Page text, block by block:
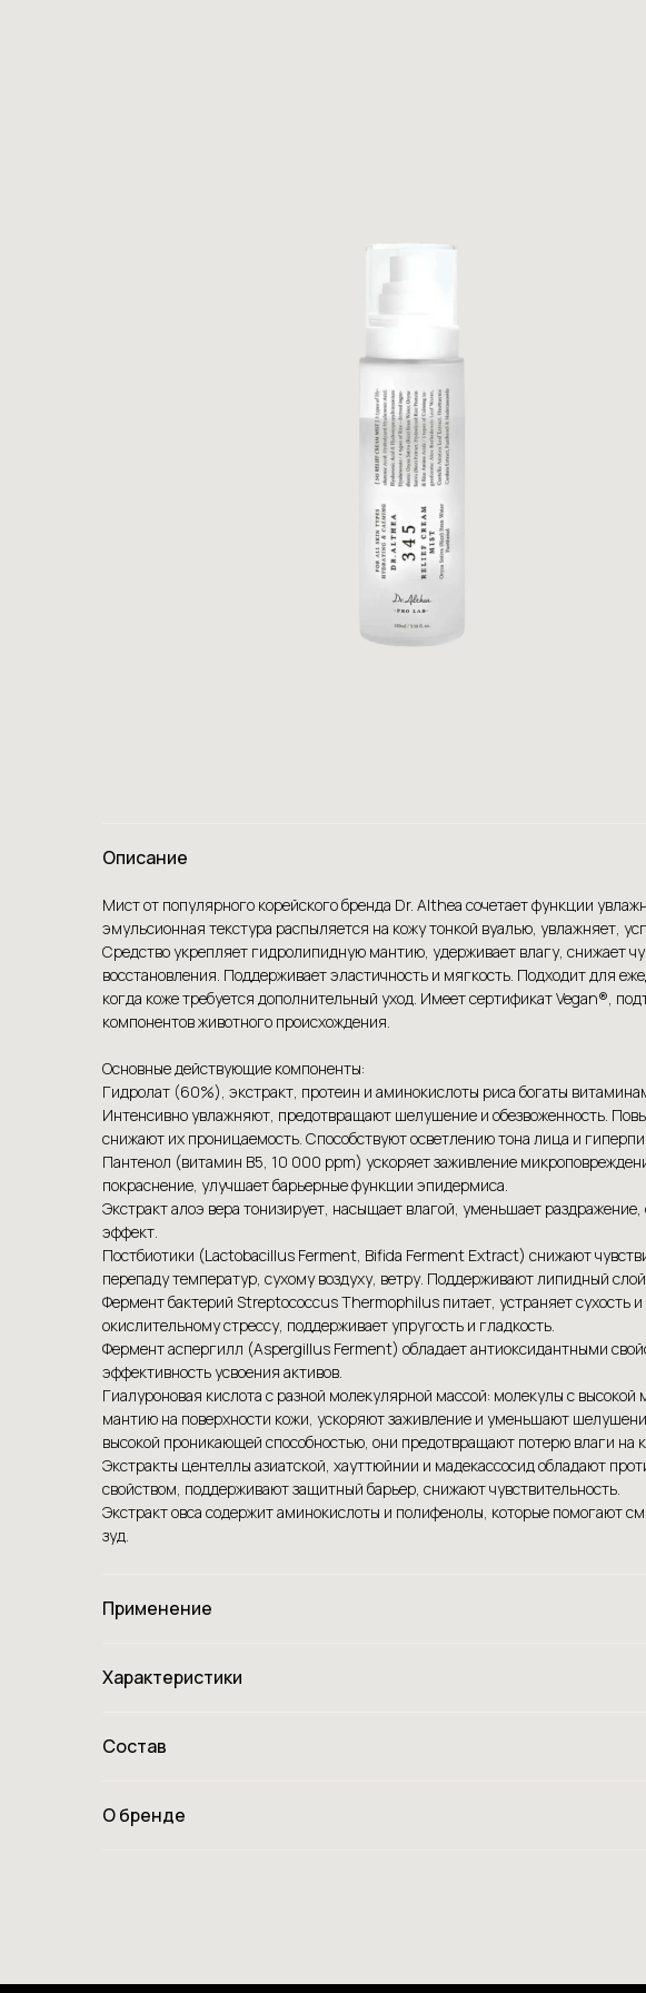
Описание
Мист от популярного корейского бренда Dr. Althea сочетает функции
эмульсионная текстура распыляется на кожу тонкой вуалью, увлажняет,
Средство укрепляет гидролипидную мантию, удерживает влагу, снижает
восстановления. Поддерживает эластичность и мягкость. Подходит для
когда коже требуется дополнительный уход. Имеет сертификат Vegan®,
компонентов животного происхождения.
Основные действующие компоненты:
Гидролат (60%), экстракт, протеин и аминокислоты риса богаты
Интенсивно увлажняют, предотвращают шелушение и обезвоженность.
снижают их проницаемость. Способствуют осветлению тона лица и
Пантенол (витамин B5, 10 000 ppm) ускоряет заживление
покраснение, улучшает барьерные функции эпидермиса.
Экстракт алоэ вера тонизирует, насыщает влагой, уменьшает
эффект.
Постбиотики (Lactobacillus Ferment, Bifida Ferment Extract) снижают
перепаду температур, сухому воздуху, ветру. Поддерживают липидный
Фермент бактерий Streptococcus Thermophilus питает, устраняет сухость
окислительному стрессу, поддерживает упругость и гладкость.
Фермент аспергилл (Aspergillus Ferment) обладает антиоксидантными
эффективность усвоения активов.
Гиалуроновая кислота с разной молекулярной массой: молекулы с
мантию на поверхности кожи, ускоряют заживление и уменьшают
высокой проникающей способностью, они предотвращают потерю влаги на
Экстракты центеллы азиатской, хауттюйнии и мадекассосид обладают
свойством, поддерживают защитный барьер, снижают чувствительность.
Экстракт овса содержит аминокислоты и полифенолы, которые помогают
зуд.
Применение
Характеристики
Состав
О бренде